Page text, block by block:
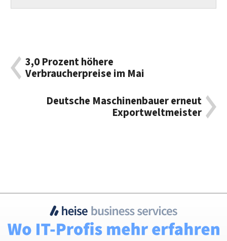
3,0 Prozent höhere
Verbraucherpreise im Mai
Deutsche Maschinenbauer erneut
Exportweltmeister